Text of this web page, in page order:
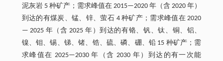
泥灰岩 5 种矿产；需求峰值在 2015—2020 年（含 2020 年）
到达的有煤炭、锰、锌、萤石 4 种矿产；需求峰值在 2020
— 2025 年（含 2025 年）到达的有铬、钒、钛、铜、铝、
镍、钼、锡、锑、锗、锆、硫、磷、硼、铅 15 种矿产；需
求峰值在 2025—2030 年（含 2030 年）到达的有一次能